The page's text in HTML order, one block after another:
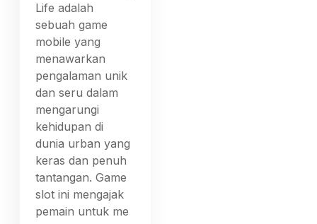
Life adalah
sebuah game
mobile yang
menawarkan
pengalaman unik
dan seru dalam
mengarungi
kehidupan di
dunia urban yang
keras dan penuh
tantangan. Game
slot ini mengajak
pemain untuk me